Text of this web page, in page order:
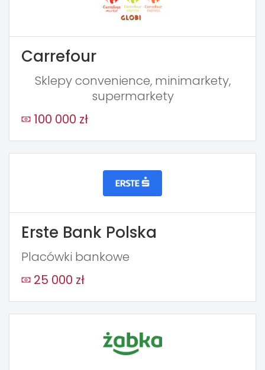
Carrefour
Sklepy convenience, minimarkety,
supermarkety
100 000 zł
Erste Bank Polska
Placówki bankowe
25 000 zł